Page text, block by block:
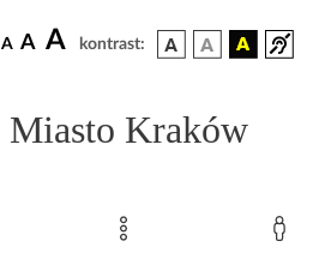
A A A kontrast:
Miasto Kraków